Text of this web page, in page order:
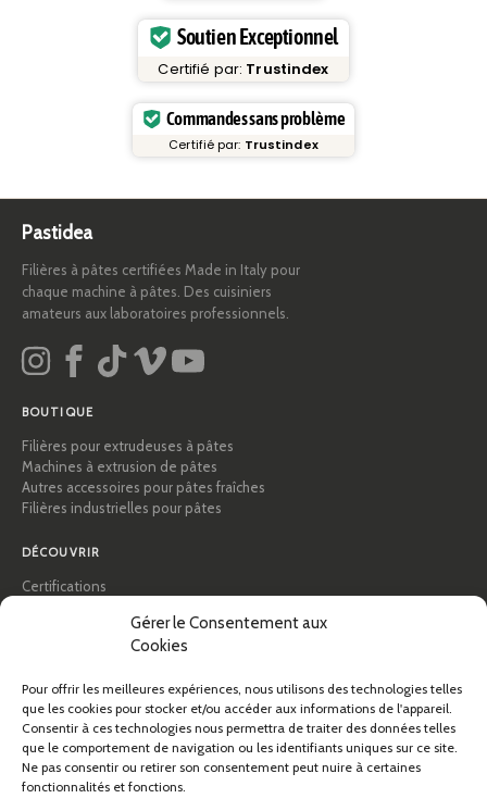
Gérer le Consentement aux
Cookies
Pour offrir les meilleures expériences, nous utilisons des technologies telles
que les cookies pour stocker et/ou accéder aux informations de l'appareil.
Consentir à ces technologies nous permettra de traiter des données telles
que le comportement de navigation ou les identifiants uniques sur ce site.
Ne pas consentir ou retirer son consentement peut nuire à certaines
fonctionnalités et fonctions.
Soutien Exceptionnel
Certifié par: Trustindex
Commandes sans problème
Certifié par: Trustindex
Pastidea
Filières à pâtes certifiées Made in Italy pour
chaque machine à pâtes. Des cuisiniers
amateurs aux laboratoires professionnels.
BOUTIQUE
Filières pour extrudeuses à pâtes
Machines à extrusion de pâtes
Autres accessoires pour pâtes fraîches
Filières industrielles pour pâtes
DÉCOUVRIR
Certifications
Conseils et guides pratiques
À propos de Pastidea
AIDE
FAQ et assistance
Contactez-nous